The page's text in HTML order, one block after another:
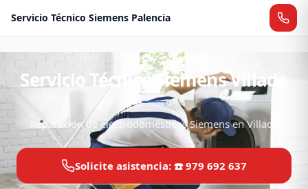
Servicio Técnico Siemens Palencia
Servicio Técnico Siemens Villada
Servicio Técnico Siemens Villada
Reparación de electrodomésticos Siemens en Villada
Solicite asistencia: ☎️ 979 692 637